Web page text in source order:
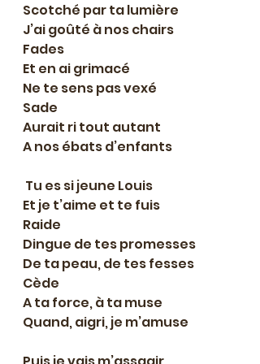
Scotché par ta lumière
J’ai goûté à nos chairs
Fades
Et en ai grimacé
Ne te sens pas vexé
Sade
Aurait ri tout autant
A nos ébats d’enfants
Tu es si jeune Louis
Et je t’aime et te fuis
Raide
Dingue de tes promesses
De ta peau, de tes fesses
Cède
A ta force, à ta muse
Quand, aigri, je m’amuse